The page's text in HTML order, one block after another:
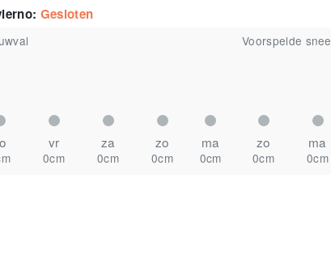
: Gesloten
vr za zo ma
0cm 0cm 0cm 0cm
Voorspelde
zo ma
0cm 0cm